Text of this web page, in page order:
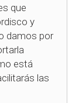
que
y
damos por
está
las